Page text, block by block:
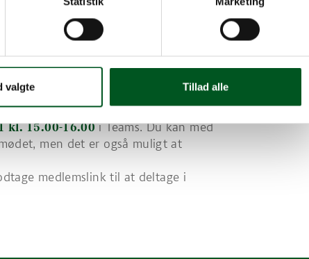
valgte Tillad alle
for Større
Christina Ahlefeldt-Laurvig har
mulighed for at stille dine spørgsmål
kl. 15.00-16.00i Teams. Du kan med
men det er også muligt at
medlemslink til at deltage i